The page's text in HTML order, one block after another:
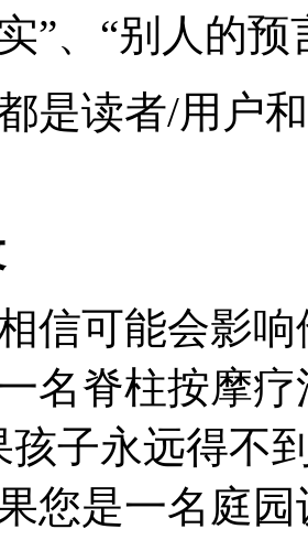
”、“别人的
是读者/用户
信可能会影
名脊柱按摩
孩子永远得不
您是一名庭